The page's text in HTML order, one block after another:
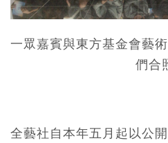
一眾嘉賓與東方基金會藝
們合
全藝社自本年五月起以公